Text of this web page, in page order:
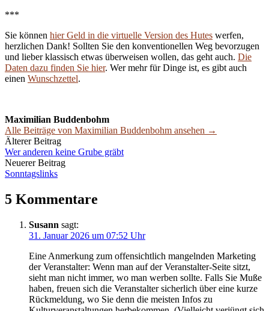
***
Sie können hier Geld in die virtuelle Version des Hutes werfen,
herzlichen Dank! Sollten Sie den konventionellen Weg bevorzugen
und lieber klassisch etwas überweisen wollen, das geht auch. Die
Daten dazu finden Sie hier. Wer mehr für Dinge ist, es gibt auch
einen Wunschzettel.
Maximilian Buddenbohm
Alle Beiträge von Maximilian Buddenbohm ansehen →
Beitrags-
Navigation
Älterer Beitrag
Wer anderen keine Grube gräbt
Neuerer Beitrag
Sonntagslinks
5 Kommentare
Susann sagt:
31. Januar 2026 um 07:52 Uhr
Eine Anmerkung zum offensichtlich mangelnden Marketing
der Veranstalter: Wenn man auf der Veranstalter-Seite sitzt,
sieht man nicht immer, wo man werben sollte. Falls Sie Muße
haben, freuen sich die Veranstalter sicherlich über eine kurze
Rückmeldung, wo Sie denn die meisten Infos zu